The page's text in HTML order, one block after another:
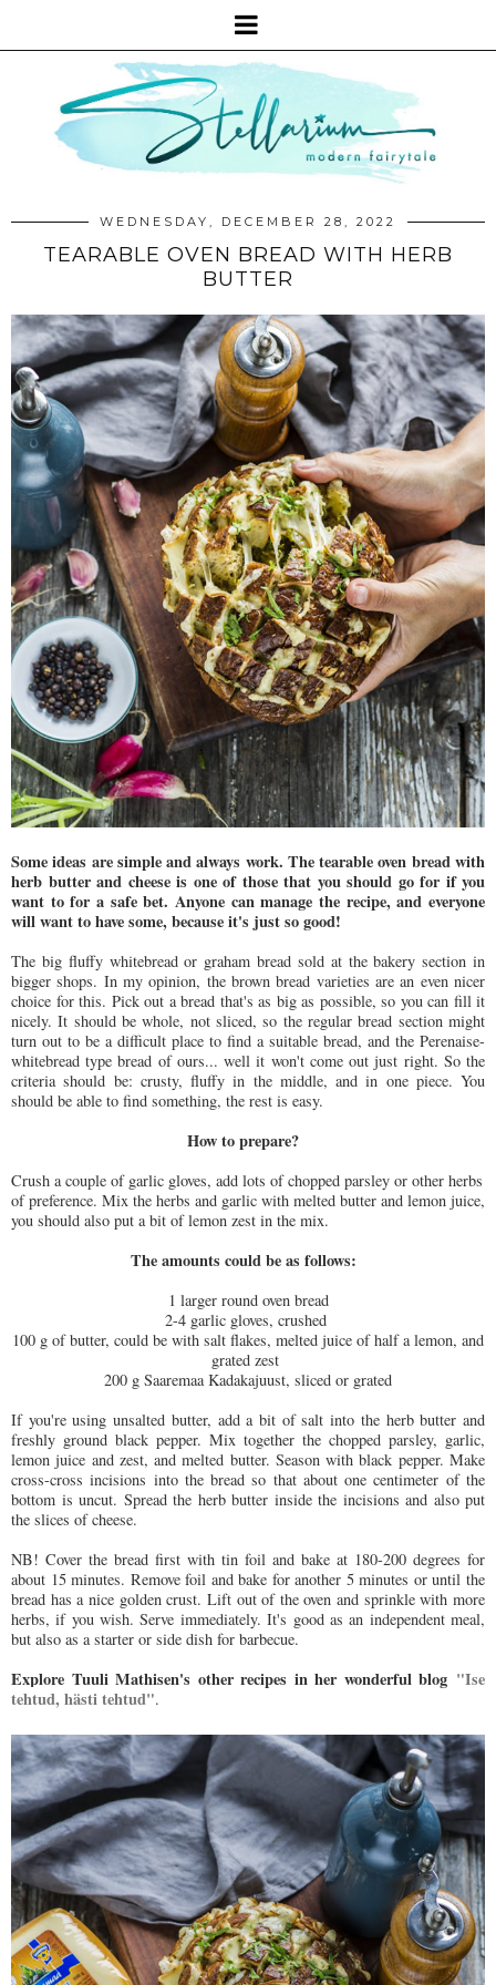
WEDNESDAY, DECEMBER 28, 2022
TEARABLE OVEN BREAD WITH HERB
BUTTER
Some ideas are simple and always work. The tearable oven bread with
herb butter and cheese is one of those that you should go for if you
want to for a safe bet. Anyone can manage the recipe, and everyone
will want to have some, because it's just so good!
The big fluffy whitebread or graham bread sold at the bakery section in
bigger shops. In my opinion, the brown bread varieties are an even nicer
choice for this. Pick out a bread that's as big as possible, so you can fill it
nicely. It should be whole, not sliced, so the regular bread section might
turn out to be a difficult place to find a suitable bread, and the Perenaise-
whitebread type bread of ours... well it won't come out just right. So the
criteria should be: crusty, fluffy in the middle, and in one piece. You
should be able to find something, the rest is easy.
How to prepare?
Crush a couple of garlic gloves, add lots of chopped parsley or other herbs
of preference. Mix the herbs and garlic with melted butter and lemon juice,
you should also put a bit of lemon zest in the mix.
The amounts could be as follows:
1 larger round oven bread
2-4 garlic gloves, crushed
100 g of butter, could be with salt flakes, melted juice of half a lemon, and
grated zest
200 g Saaremaa Kadakajuust, sliced or grated
If you're using unsalted butter, add a bit of salt into the herb butter and
freshly ground black pepper. Mix together the chopped parsley, garlic,
lemon juice and zest, and melted butter. Season with black pepper. Make
cross-cross incisions into the bread so that about one centimeter of the
bottom is uncut. Spread the herb butter inside the incisions and also put
the slices of cheese.
NB! Cover the bread first with tin foil and bake at 180-200 degrees for
about 15 minutes. Remove foil and bake for another 5 minutes or until the
bread has a nice golden crust. Lift out of the oven and sprinkle with more
herbs, if you wish. Serve immediately. It's good as an independent meal,
but also as a starter or side dish for barbecue.
Explore Tuuli Mathisen's other recipes in her wonderful blog "Ise
tehtud, hästi tehtud".